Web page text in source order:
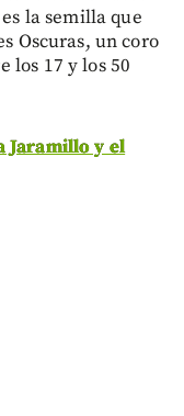
la semilla que
Oscuras, un coro
los 17 y los 50
Jaramillo y el